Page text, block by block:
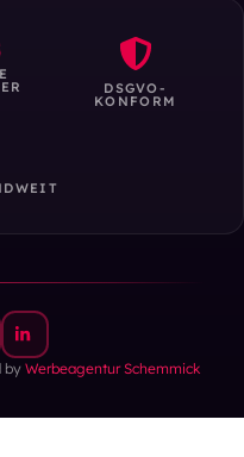
DSGVO-
KONFORM
byWerbeagentur Schemmick